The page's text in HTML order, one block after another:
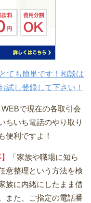
ても簡単です！相談は
試し登録して下さい！
WEBで現在の各取引会
ちいち電話のやり取り
便利ですよ！
「家族や職場に知ら
意整理という方法を検
族に内緒にしたまま借
また、ご指定の電話番